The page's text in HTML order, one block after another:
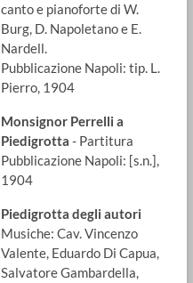
canto e pianoforte di W.
Burg, D. Napoletano e E.
Nardell.
Pubblicazione Napoli: tip. L.
Pierro, 1904
Monsignor Perrelli a
Piedigrotta - Partitura
Pubblicazione Napoli: [s.n.],
1904
Piedigrotta degli autori
Musiche: Cav. Vincenzo
Valente, Eduardo Di Capua,
Salvatore Gambardella,